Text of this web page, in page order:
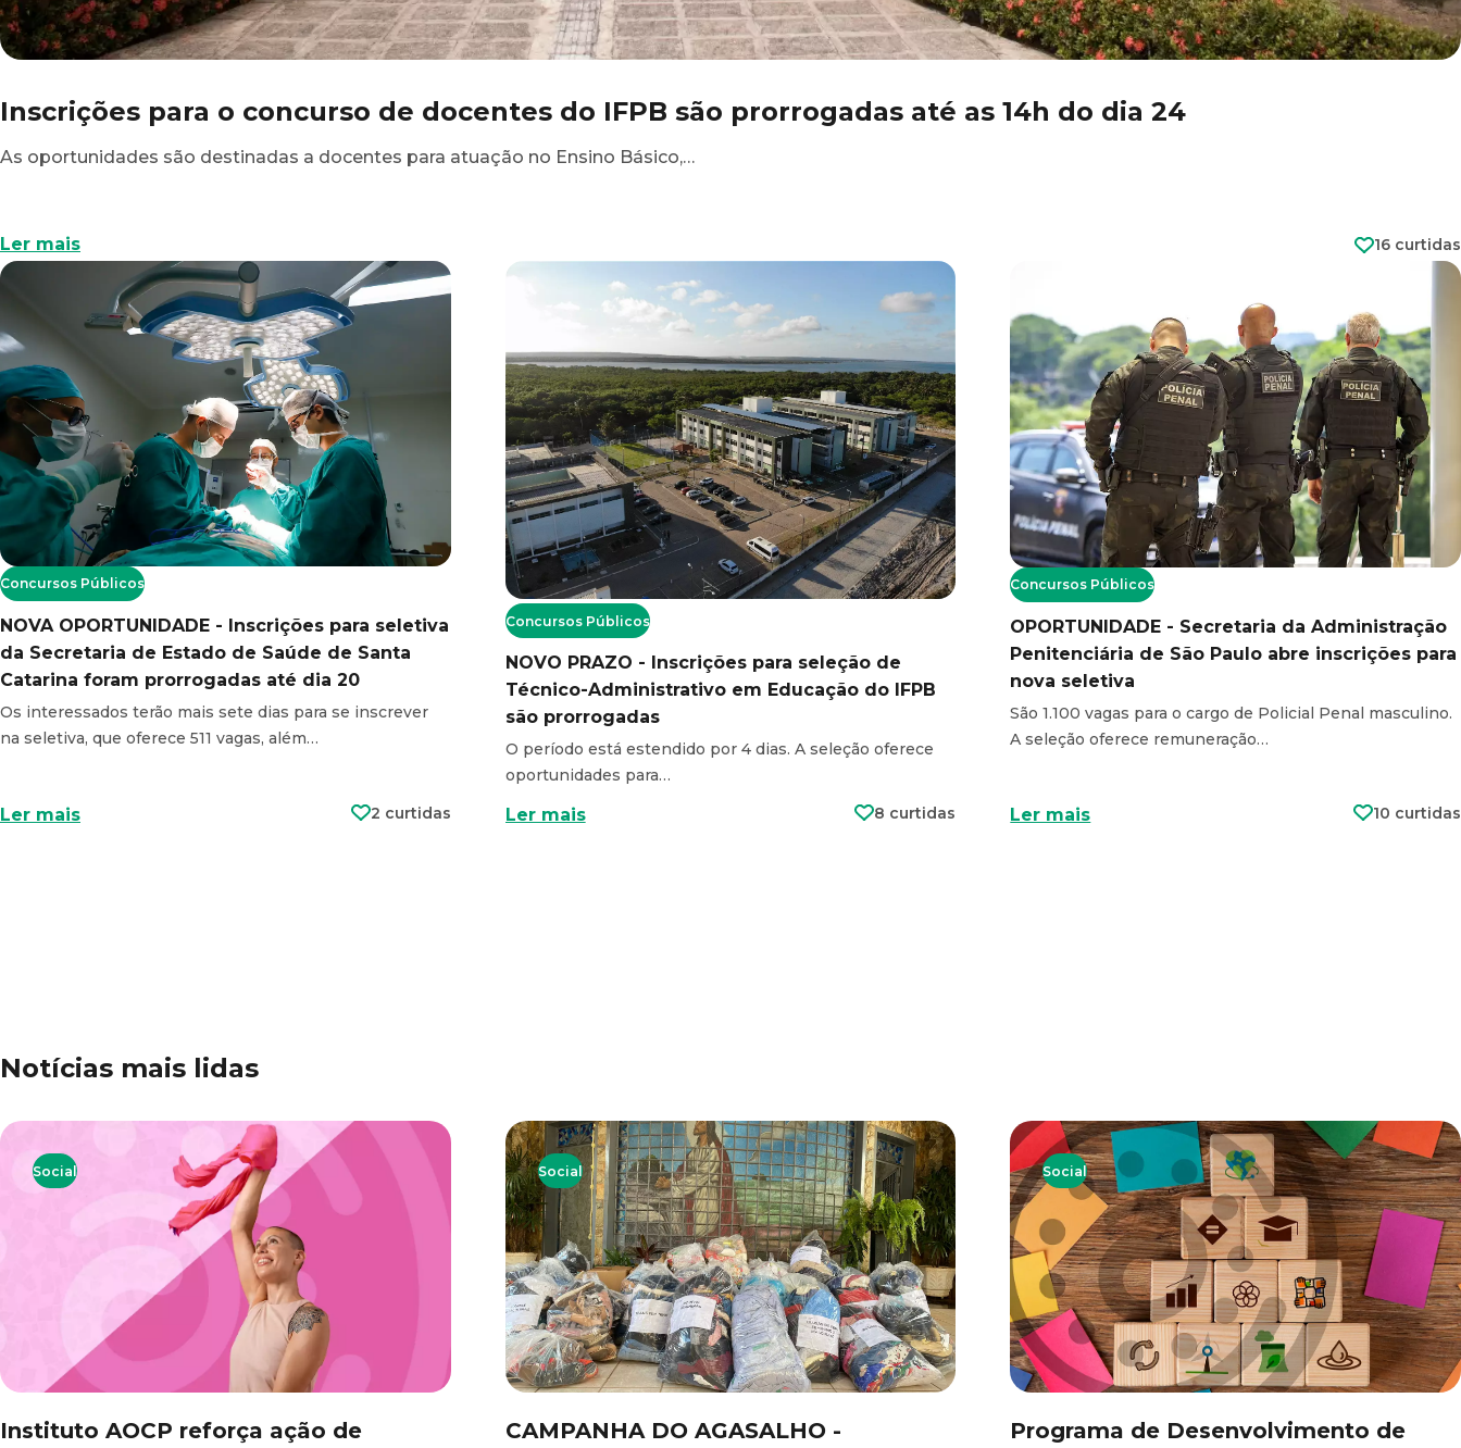
Inscrições para o concurso de docentes do IFPB são prorrogadas até as 14h do dia 24
As oportunidades são destinadas a docentes para atuação no Ensino Básico,…
Ler mais 16 curtidas
Concursos Públicos
NOVA OPORTUNIDADE - Inscrições para seletiva
da Secretaria de Estado de Saúde de Santa
Catarina foram prorrogadas até dia 20
Os interessados terão mais sete dias para se inscrever
na seletiva, que oferece 511 vagas, além…
Ler mais 2 curtidas
Concursos Públicos
NOVO PRAZO - Inscrições para seleção de
Técnico-Administrativo em Educação do IFPB
são prorrogadas
O período está estendido por 4 dias. A seleção oferece
oportunidades para…
Ler mais 8 curtidas
Concursos Públicos
OPORTUNIDADE - Secretaria da Administração
Penitenciária de São Paulo abre inscrições para
nova seletiva
São 1.100 vagas para o cargo de Policial Penal masculino.
A seleção oferece remuneração…
Ler mais 10 curtidas
Notícias mais lidas
Social
Instituto AOCP reforça ação de
Social
CAMPANHA DO AGASALHO -
Social
Programa de Desenvolvimento de